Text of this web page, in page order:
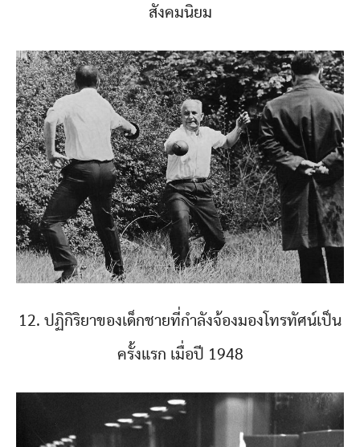
สังคมนิยม
12. ปฏิกิริยาของเด็กชายที่กำลังจ้องมองโทรทัศน์เป็น
ครั้งแรก เมื่อปี 1948